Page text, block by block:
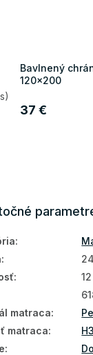
Bavlnený
120x200
37 €
:
:
24
:
matraca:
matraca:
: